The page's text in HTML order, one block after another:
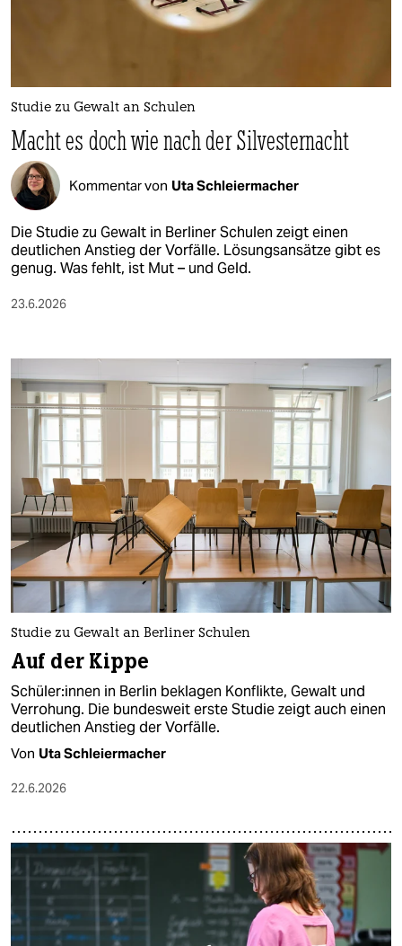
wahrheit
verlag
veranstaltungen
shop
fragen & hilfe
unterstützen
epaper login
Studie zu Gewalt an Schulen
Macht es doch wie nach der Silvesternacht
Kommentar von Uta Schleiermacher
Die Studie zu Gewalt in Berliner Schulen zeigt einen
deutlichen Anstieg der Vorfälle. Lösungsansätze gibt es
genug. Was fehlt, ist Mut – und Geld.
23.6.2026
Studie zu Gewalt an Berliner Schulen
Auf der Kippe
Schü­le­r:in­nen in Berlin beklagen Konflikte, Gewalt und
Verrohung. Die bundesweit erste Studie zeigt auch einen
deutlichen Anstieg der Vorfälle.
Von Uta Schleiermacher
22.6.2026